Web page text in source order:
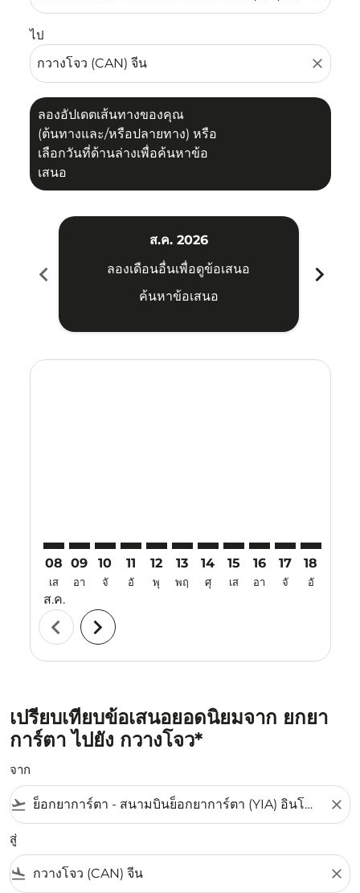
ไป
close
ลองอัปเดตเส้นทางของคุณ
(ต้นทางและ/หรือปลายทาง) หรือ
เลือกวันที่ด้านล่างเพื่อค้นหาข้อ
เสนอ
chevron_left
ส.ค. 2026
ลองเดือนอื่นเพื่อดูข้อเสนอ
ค้นหาข้อเสนอ
chevron_right
08
เส
ส.ค.
09
อา
10
จั
11
อั
12
พุ
13
พฤ
14
ศุ
15
เส
16
อา
17
จั
18
อั
chevron_left chevron_right
เปรียบเทียบข้อเสนอยอดนิยมจาก ยกยา
การ์ตา ไปยัง กวางโจว*
จาก
flight_takeoff close
สู่
flight_land close